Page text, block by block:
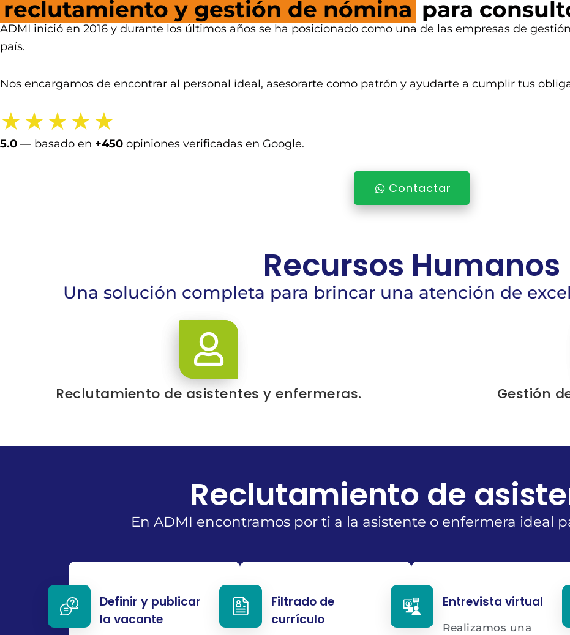
reclutamiento y gestión de nómina para
ADMI inició en 2016 y durante los últimos años se ha posicionado como una de las empresas de
país.
Nos encargamos de encontrar al personal ideal, asesorarte como patrón y ayudarte a cumplir tus
★★★★★
5.0 — basado en +450 opiniones verificadas en Google.
Contactar
Recursos Humanos
Una solución completa para brincar una atención de
Reclutamiento de asistentes y enfermeras. Gestión
Reclutamiento de
En ADMI encontramos por ti a la asistente o enfermera ideal
Definir y publicar
la vacante
Filtrado de
currículo
Entrevista virtual
Realizamos una